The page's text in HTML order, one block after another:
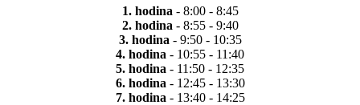
1. hodina - 8:00 - 8:45
2. hodina - 8:55 - 9:40
3. hodina - 9:50 - 10:35
4. hodina - 10:55 - 11:40
5. hodina - 11:50 - 12:35
6. hodina - 12:45 - 13:30
7. hodina - 13:40 - 14:25